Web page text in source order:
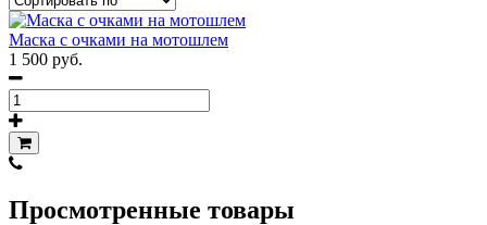
Маска с очками на мотошлем
1 500 руб.
Просмотренные товары